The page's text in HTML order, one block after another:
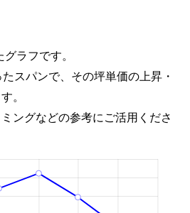
ラフです。
スパンで、その坪単価の上昇・
。
ングなどの参考にご活用くださ